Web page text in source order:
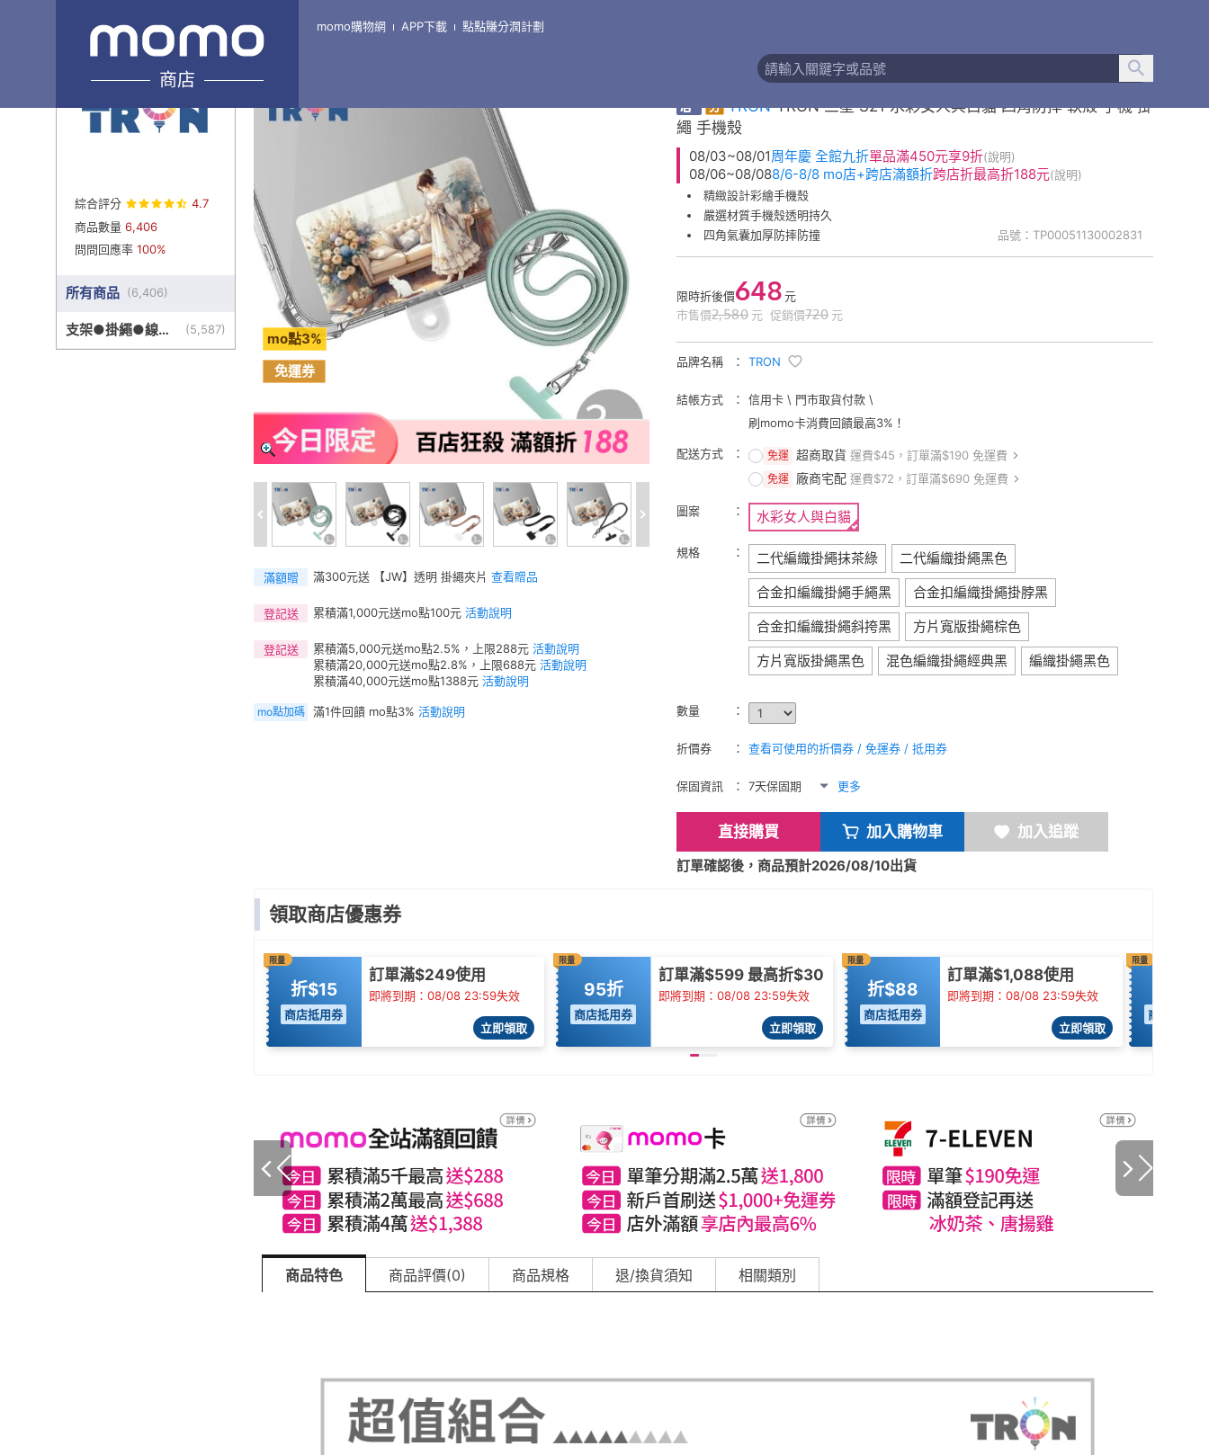
商店
momo購物網 APP下載 點點賺分潤計劃
綜合評分
4.7
商品數量 6,406
問問回應率 100%
所有商品 (6,406)
支架●掛繩●線盒
●其他周邊
(5,587)
mo點3%
免運券
滿額贈 滿300元送 【JW】透明 掛繩夾片 查看贈品
登記送 累積滿1,000元送mo點100元 活動說明
登記送 累積滿5,000元送mo點2.5%，上限288元 活動說明
累積滿20,000元送mo點2.8%，上限688元 活動說明
累積滿40,000元送mo點1388元 活動說明
mo點加碼 滿1件回饋 mo點3% 活動說明
精緻彩繪掛繩手機殼
券 TRON TRON 三星 S21 水彩女人與白貓 四角防摔 軟殼 手機 掛
繩 手機殼
08/03~08/01周年慶 全館九折單品滿450元享9折(說明)
08/06~08/088/6-8/8 mo店+跨店滿額折跨店折最高折188元(說明)
品號：TP00051130002831
精緻設計彩繪手機殼
嚴選材質手機殼透明持久
四角氣囊加厚防摔防撞
限時折後價648 元
市售價2,580 元 促銷價720 元
品牌名稱 TRON
結帳方式
信用卡 \ 門市取貨付款 \
刷momo卡消費回饋最高3%！
配送方式 免運 超商取貨 運費$45，訂單滿$190 免運費
免運 廠商宅配 運費$72，訂單滿$690 免運費
圖案 水彩女人與白貓
規格 二代編織掛繩抹茶綠
二代編織掛繩黑色
合金扣編織掛繩手繩黑
合金扣編織掛繩掛脖黑
合金扣編織掛繩斜挎黑
方片寬版掛繩棕色
方片寬版掛繩黑色
混色編織掛繩經典黑 編織掛繩黑色
數量
折價券 查看可使用的折價券 / 免運券 / 抵用券
保固資訊 7天保固期 更多
直接購買 加入購物車 加入追蹤
訂單確認後，商品預計2026/08/10出貨
領取商店優惠券
限量
折$15
商店抵用券
訂單滿$249使用
即將到期：08/08 23:59失效
立即領取
限量
95折
商店抵用券
訂單滿$599 最高折$30
即將到期：08/08 23:59失效
立即領取
限量
折$88
商店抵用券
訂單滿$1,088使用
即將到期：08/08 23:59失效
立即領取
限量
商店抵用券
商品特色 商品評價(0) 商品規格 退/換貨須知 相關類別